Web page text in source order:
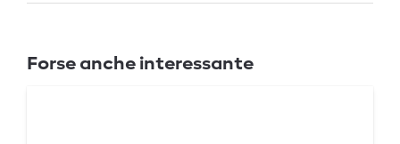
Forse anche interessante